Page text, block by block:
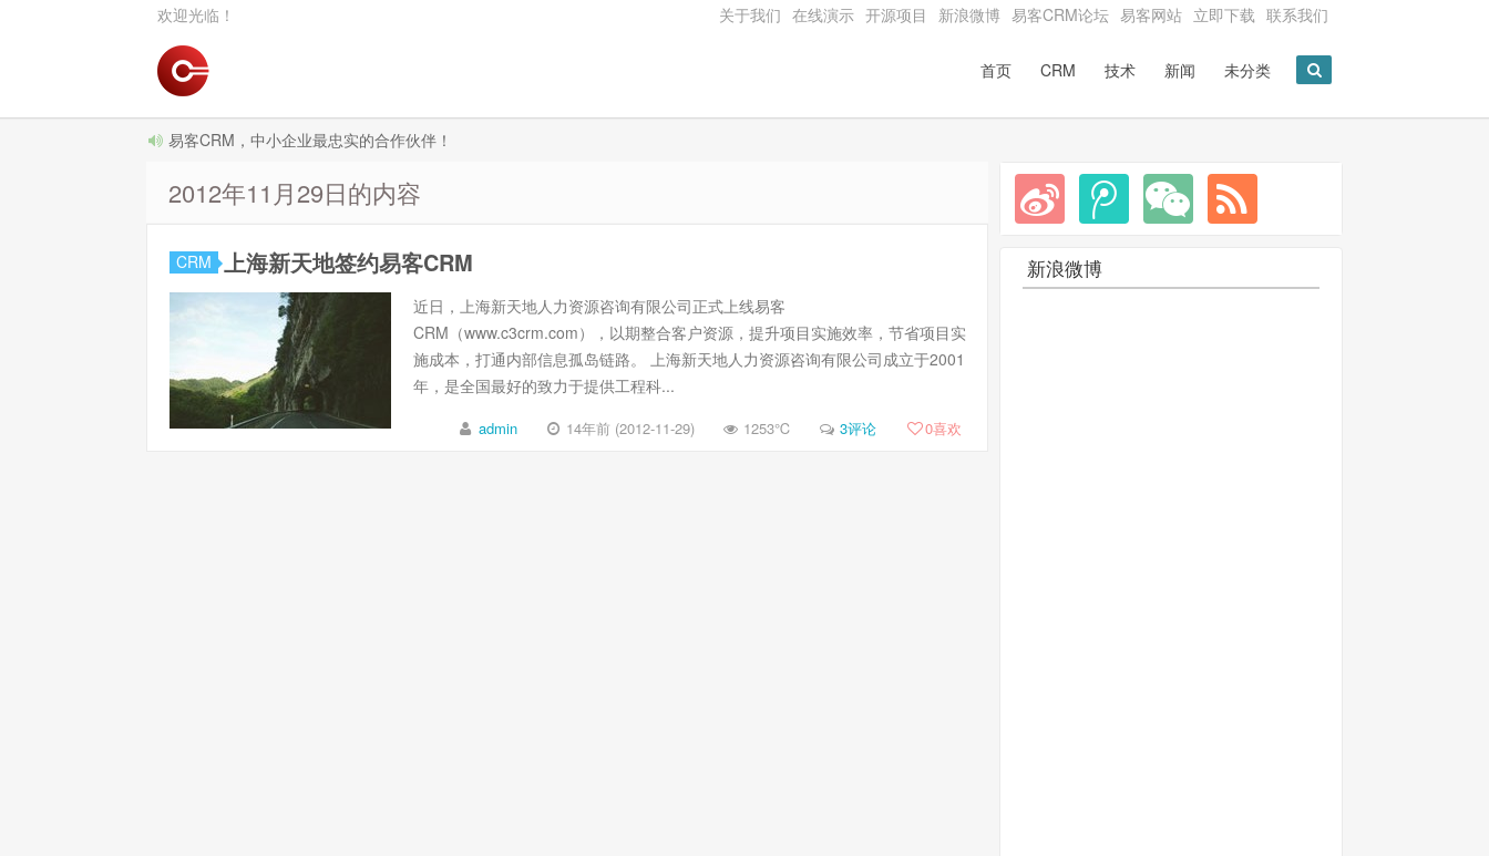
欢迎光临！ 关于我们 在线演示 开源项目 新浪微博 易客CRM论坛 易客网站 立即下载 联系我们
首页 CRM 技术 新闻 未分类
易客CRM，中小企业最忠实的合作伙伴！
2012年11月29日的内容
CRM 上海新天地签约易客CRM
近日，上海新天地人力资源咨询有限公司正式上线易客
CRM（www.c3crm.com），以期整合客户资源，提升项目实施效率，节省项目实
施成本，打通内部信息孤岛链路。 上海新天地人力资源咨询有限公司成立于2001
年，是全国最好的致力于提供工程科...
admin 14年前 (2012-11-29) 1253℃ 3评论 0喜欢
新浪微博